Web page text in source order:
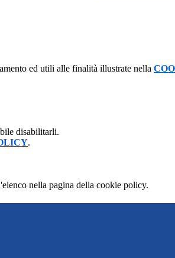
ed utili alle finalità illustrate nella
disabilitarli.
.
nella pagina della cookie policy.